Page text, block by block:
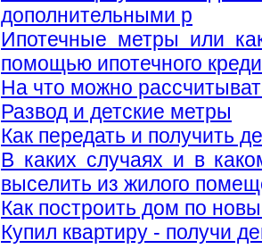
дополнительными р
Ипотечные метры или
помощью ипотечного
На что можно
Развод и детские метры
Как передать и получить
В каких случаях и в
выселить из жилого
Как построить дом по
Купил квартиру - получи